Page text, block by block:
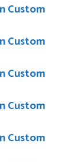
Custom
Custom
Custom
Custom
Custom